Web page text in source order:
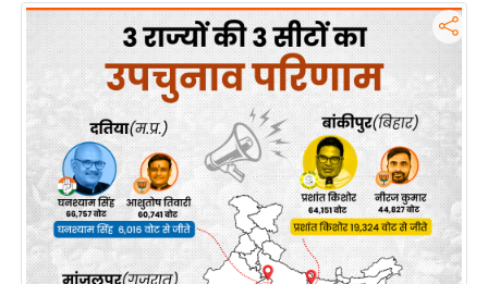
इ
म
ई
पे
प
र
मि
सा
ल